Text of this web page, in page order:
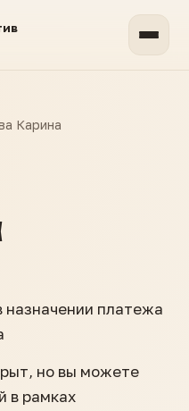
Карина
платежа
но вы можете
в рамках